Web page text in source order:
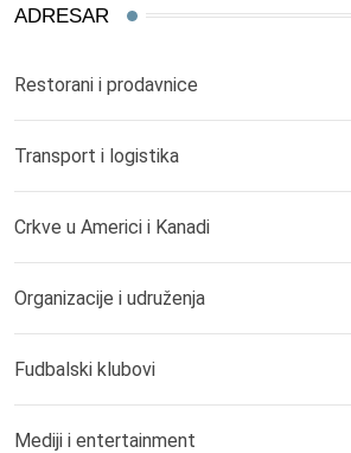
ADRESAR
Restorani i prodavnice
Transport i logistika
Crkve u Americi i Kanadi
Organizacije i udruženja
Fudbalski klubovi
Mediji i entertainment